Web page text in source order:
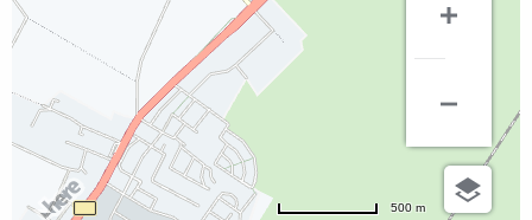
500 m